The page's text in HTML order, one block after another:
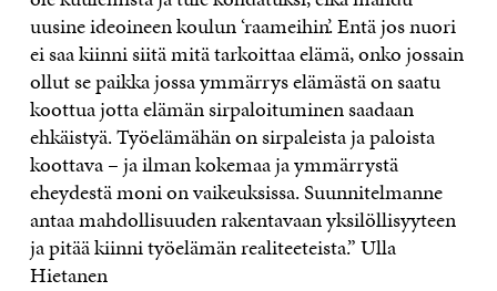
uusine ideoineen koulun ‘raameihin’. Entä jos nuori
ei saa kiinni siitä mitä tarkoittaa elämä, onko jossain
ollut se paikka jossa ymmärrys elämästä on saatu
koottua jotta elämän sirpaloituminen saadaan
ehkäistyä. Työelämähän on sirpaleista ja paloista
koottava – ja ilman kokemaa ja ymmärrystä
eheydestä moni on vaikeuksissa. Suunnitelmanne
antaa mahdollisuuden rakentavaan yksilöllisyyteen
ja pitää kiinni työelämän realiteeteista.” Ulla
Hietanen